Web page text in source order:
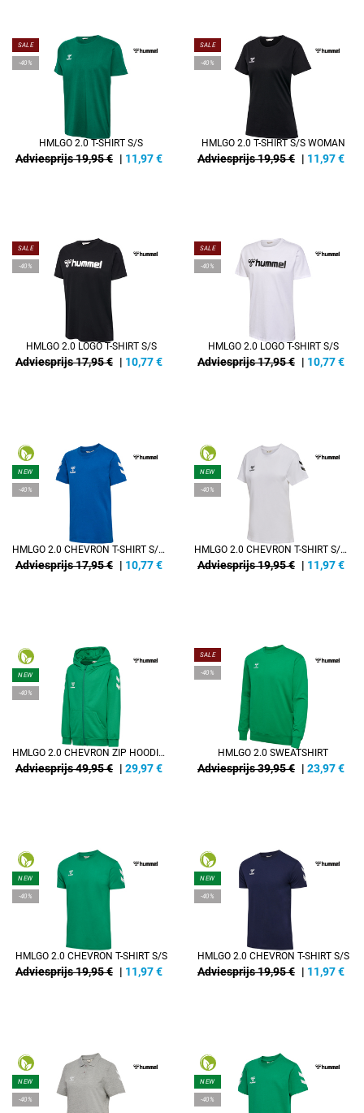
SALE
-40%
HMLGO 2.0 T-SHIRT S/S
Adviesprijs 19,95 € | 11,97€
SALE
-40%
HMLGO 2.0 T-SHIRT S/S WOMAN
Adviesprijs 19,95 € | 11,97€
SALE
-40%
HMLGO 2.0 LOGO T-SHIRT S/S
Adviesprijs 17,95 € | 10,77€
SALE
-40%
HMLGO 2.0 LOGO T-SHIRT S/S
Adviesprijs 17,95 € | 10,77€
NEW
-40%
HMLGO 2.0 CHEVRON T-SHIRT S/S KIDS
Adviesprijs 17,95 € | 10,77€
NEW
-40%
HMLGO 2.0 CHEVRON T-SHIRT S/S WOMAN
Adviesprijs 19,95 € | 11,97€
NEW
-40%
HMLGO 2.0 CHEVRON ZIP HOODIE KIDS
Adviesprijs 49,95 € | 29,97€
SALE
-40%
HMLGO 2.0 SWEATSHIRT
Adviesprijs 39,95 € | 23,97€
NEW
-40%
HMLGO 2.0 CHEVRON T-SHIRT S/S
Adviesprijs 19,95 € | 11,97€
NEW
-40%
HMLGO 2.0 CHEVRON T-SHIRT S/S
Adviesprijs 19,95 € | 11,97€
NEW
-40%
NEW
-40%